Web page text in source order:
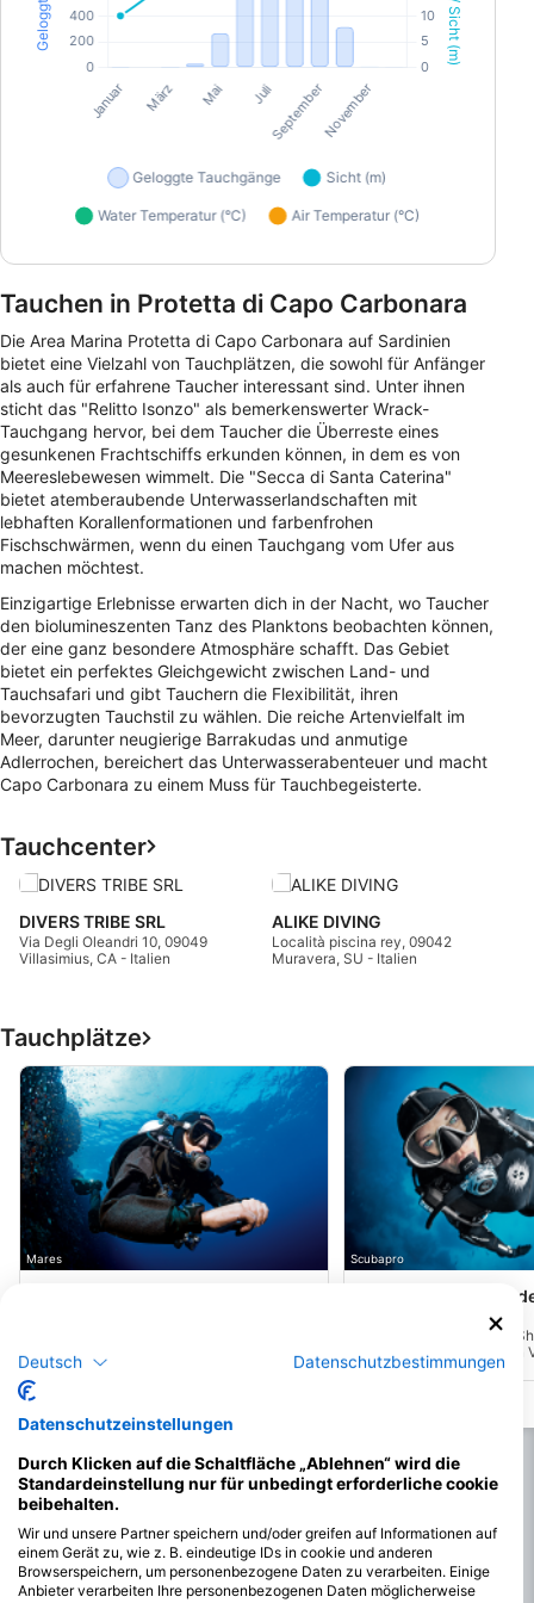
Tauchen in Protetta di Capo Carbonara
Die Area Marina Protetta di Capo Carbonara auf Sardinien
bietet eine Vielzahl von Tauchplätzen, die sowohl für Anfänger
als auch für erfahrene Taucher interessant sind. Unter ihnen
sticht das "Relitto Isonzo" als bemerkenswerter Wrack-
Tauchgang hervor, bei dem Taucher die Überreste eines
gesunkenen Frachtschiffs erkunden können, in dem es von
Meereslebewesen wimmelt. Die "Secca di Santa Caterina"
bietet atemberaubende Unterwasserlandschaften mit
lebhaften Korallenformationen und farbenfrohen
Fischschwärmen, wenn du einen Tauchgang vom Ufer aus
machen möchtest.
Einzigartige Erlebnisse erwarten dich in der Nacht, wo Taucher
den biolumineszenten Tanz des Planktons beobachten können,
der eine ganz besondere Atmosphäre schafft. Das Gebiet
bietet ein perfektes Gleichgewicht zwischen Land- und
Tauchsafari und gibt Tauchern die Flexibilität, ihren
bevorzugten Tauchstil zu wählen. Die reiche Artenvielfalt im
Meer, darunter neugierige Barrakudas und anmutige
Adlerrochen, bereichert das Unterwasserabenteuer und macht
Capo Carbonara zu einem Muss für Tauchbegeisterte.
Tauchcenter
DIVERS TRIBE SRL
Via Degli Oleandri 10, 09049
Villasimius, CA - Italien
ALIKE DIVING
Località piscina rey, 09042
Muravera, SU - Italien
Tauchplätze
Mares
er die Zone A verdient. Wir haben Plätze
Scubapro
Roman Ship - Isola
Der Tauchplatz Roman
Cavoli vor der Küste von
Süden Sardiniens ist
Mischung aus
Deutsch Datenschutzbestimmungen
Datenschutzeinstellungen
Durch Klicken auf die Schaltfläche „Ablehnen“ wird die
Standardeinstellung nur für unbedingt erforderliche cookie
beibehalten.
Wir und unsere Partner speichern und/oder greifen auf Informationen auf
einem Gerät zu, wie z. B. eindeutige IDs in cookie und anderen
Browserspeichern, um personenbezogene Daten zu verarbeiten. Einige
Anbieter verarbeiten Ihre personenbezogenen Daten möglicherweise